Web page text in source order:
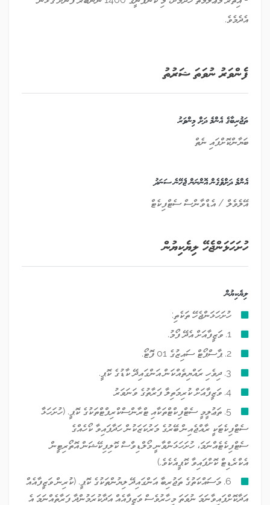
އެދެމެވެ.
ފެންވަރު ނުވަތަ ޝަރުތު
ތަޖުރިބާގެ އެންމެ ދަށް މިންވަރު
ބަޔާންކޮށްފައި ނެތް
އެންމެ ދަށްވެގެން އޮންނަން ޖެހޭނެ ސަނަދު
އޭލެވެލް / އެޑްވާންސް ސެޓްފިކެޓް
ހުށަހަޅަންޖެހޭ ލިޔެކިޔުން
ލިޔެކިޔުން
ހުށަހަޅަންޖެހޭ ތަކެތި:
1. ވަޒީފާއަށް އެދޭ ފޯމު.
2. ޕާސްޕޯޓް ސައިޒުގެ 01 ފޮޓޯ.
3. ދިވެހި ރައްޔިތެއްކަން އަންގައިދޭ ކާޑުގެ ކޮޕީ.
4. ވަޒީފާއަށް ކުރިމަތިލާ ފަރާތުގެ ވަނަވަރު
5. ތަޢުލީމީ ސެޓްފިކްޓްތަކާއި ޓްރާންސްކްރިޕްޓްތަކުގެ ކޮޕީ. (ހުށަހަޅާ
ސެޓްފިކެޓަކީ ރާއްޖެއިން ބޭރުގެ މަރުކަޒަކުން ހަދާފައިވާ ކޯހެއްގެ
ސެޓްފިކެޓެއްނަމަ، ހުށަހަޅަންވާނީ މޯލްޑިވްސް ކޮލިފިކޭޝަން އޮތޯރިޓީން
އެކްރެޑިޓް ކޮށްފައިވާ ކޮޕީއެކެވެ.)
6. މަސައްކަތުގެ ތަޖުރިބާ އަންގައިދޭ ލިޔުންތަކުގެ ކޮޕީ. (ކުރިން ވަޒީފާއެއް
އަދާކޮށްފައިވާނަމަ ނުވަތަ މިހާރުވެސް ވަޒީފާއެއް އަދާކުރަމުންދާ ފަރާތެއްނަމަ އެ